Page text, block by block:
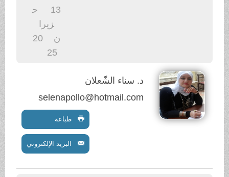
زيرا
د. سناء الشّعلان
selenapollo@hotmail.com
طباعة
البريد الإلكتروني